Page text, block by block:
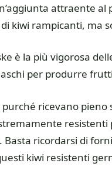
attraente al
kiwi rampicanti, ma
è la più vigorosa
per produrre
ricevano pieno
resistenti
ricordarsi di
kiwi resistenti